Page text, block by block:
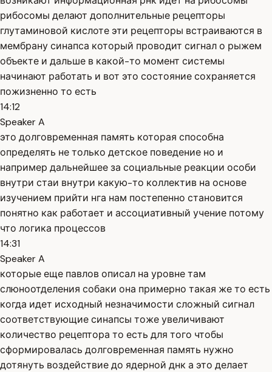
рибосомы делают дополнительные рецепторы
глутаминовой кислоте эти рецепторы встраиваются в
мембрану синапса который проводит сигнал о рыжем
объекте и дальше в какой-то момент системы
начинают работать и вот это состояние сохраняется
пожизненно то есть
14:12
Speaker A
это долговременная память которая способна
определять не только детское поведение но и
например дальнейшее за социальные реакции особи
внутри стаи внутри какую-то коллектив на основе
изучением прийти нга нам постепенно становится
понятно как работает и ассоциативный учение потому
что логика процессов
14:31
Speaker A
которые еще павлов описал на уровне там
слюноотделения собаки она примерно такая же то есть
когда идет исходный незначимости сложный сигнал
соответствующие синапсы тоже увеличивают
количество рецептора то есть для того чтобы
сформировалась долговременная память нужно
дотянуть воздействие до ядерной днк а это делает